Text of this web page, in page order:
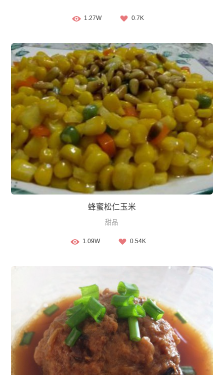
1.27W 0.7K
蜂蜜松仁玉米
甜品
1.09W 0.54K